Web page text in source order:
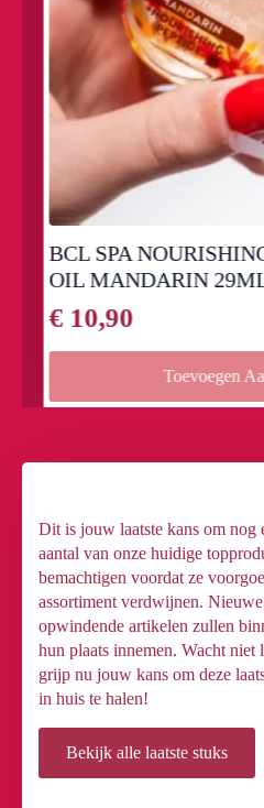
BCL SPA
OIL MANDARIN 29ML
10,90
Toevoegen Aan
Dit is jouw laatste kans om nog
aantal van onze huidige
bemachtigen voordat ze
assortiment verdwijnen.
opwindende artikelen zullen
hun plaats innemen. Wacht niet
grijp nu jouw kans om deze
in huis te halen!
Bekijk alle laatste stuks